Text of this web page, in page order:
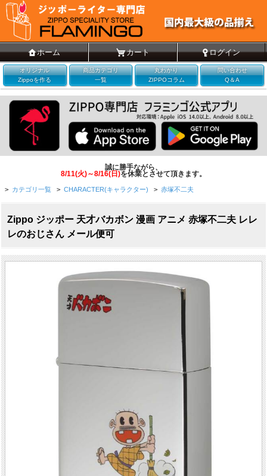
ホーム カート ログイン
オリジナル
Zippoを作る
商品カテゴリ
一覧
丸わかり
ZIPPOコラム
問い合わせ
Q＆A
誠に勝手ながら、
8/11(火)～8/16(日)を休業とさせて頂きます。
> カテゴリ一覧 > CHARACTER(キャラクター) > 赤塚不二夫
Zippo ジッポー 天才バカボン 漫画 アニメ 赤塚不二夫 レレ
レのおじさん メール便可